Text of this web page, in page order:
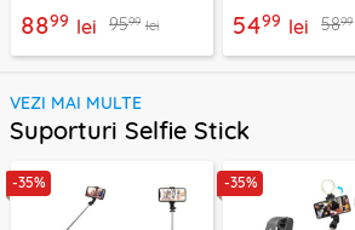
8899 lei 9599 lei 5499 lei 5899
VEZI MAI MULTE
Suporturi Selfie Stick
-35% -35%